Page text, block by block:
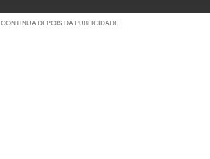
CONTINUA DEPOIS DA PUBLICIDADE